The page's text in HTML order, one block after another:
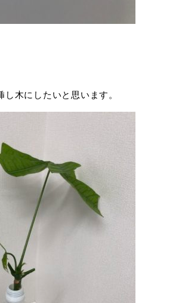
木にしたいと思います。